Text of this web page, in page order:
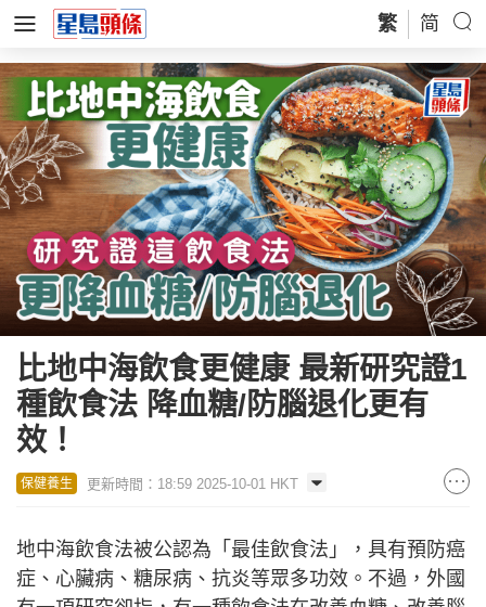
繁 简
比地中海飲食更健康 最新研究證1
種飲食法 降血糖/防腦退化更有
效！
保健養生 更新時間：18:59 2025-10-01 HKT
地中海飲食法被公認為「最佳飲食法」，具有預防癌
症、心臟病、糖尿病、抗炎等眾多功效。不過，外國